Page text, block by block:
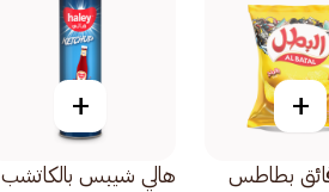
+
بطاطس
+
هالي شيبس بالكاتشب